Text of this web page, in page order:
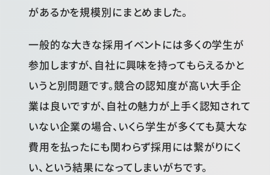
があるかを規模別にまとめました。
一般的な大きな採用イベントには多くの学生が
参加しますが、自社に興味を持ってもらえるかと
いうと別問題です。競合の認知度が高い大手企
業は良いですが、自社の魅力が上手く認知されて
いない企業の場合、いくら学生が多くても莫大な
費用を払ったにも関わらず採用には繋がりにく
い、という結果になってしまいがちです。